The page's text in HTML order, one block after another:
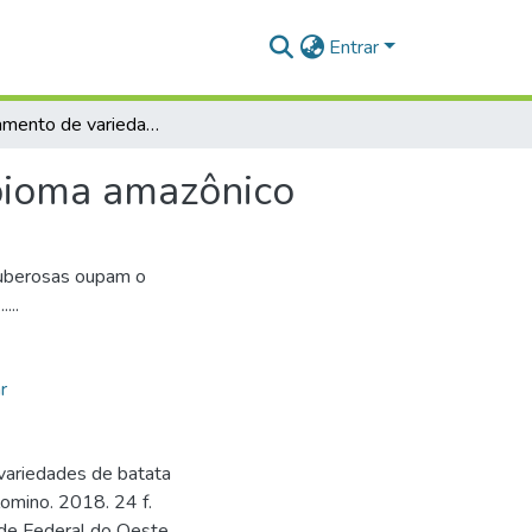
Entrar
Comportamento de variedades de batata doce no bioma amazônico
amazônico
oupam o
de batata
2018. 24 f.